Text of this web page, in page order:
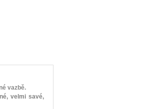
vazbě.
velmi savé,